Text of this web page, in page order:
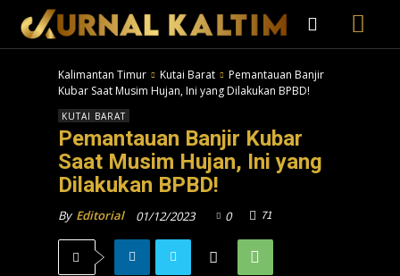
Kalimantan Timur Kutai Barat
Pemantauan Banjir
Kubar Saat Musim Hujan, Ini yang Dilakukan BPBD!
KUTAI BARAT
Pemantauan Banjir Kubar
Saat Musim Hujan, Ini yang
Dilakukan BPBD!
By Editorial 01/12/2023 0 71